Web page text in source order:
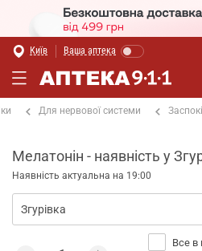
Київ Ваша аптека
Для нервової системи
Мелатонін - наявність у
Наявність актуальна на 19:00
Все в